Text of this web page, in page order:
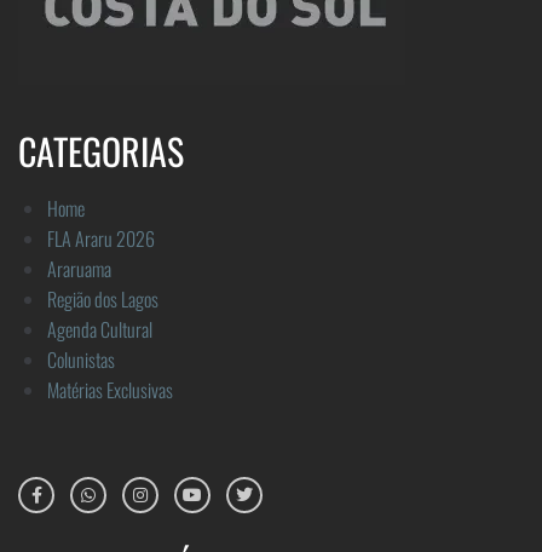
CATEGORIAS
Home
FLA Araru 2026
Araruama
Região dos Lagos
Agenda Cultural
Colunistas
Matérias Exclusivas